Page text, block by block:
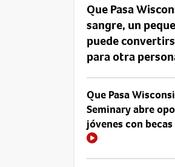
Que Pasa
sangre, un
puede
para otra
Que Pasa
Seminary abre
jóvenes con